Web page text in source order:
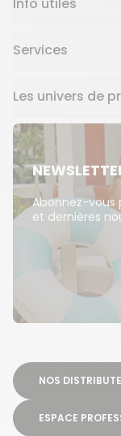
Services
Les univers de
Abonnez-vous
et dernières
NOS
ESPACE